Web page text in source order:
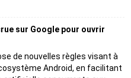
sur Google pour ouvrir
de nouvelles règles visant à
Android, en facilitant